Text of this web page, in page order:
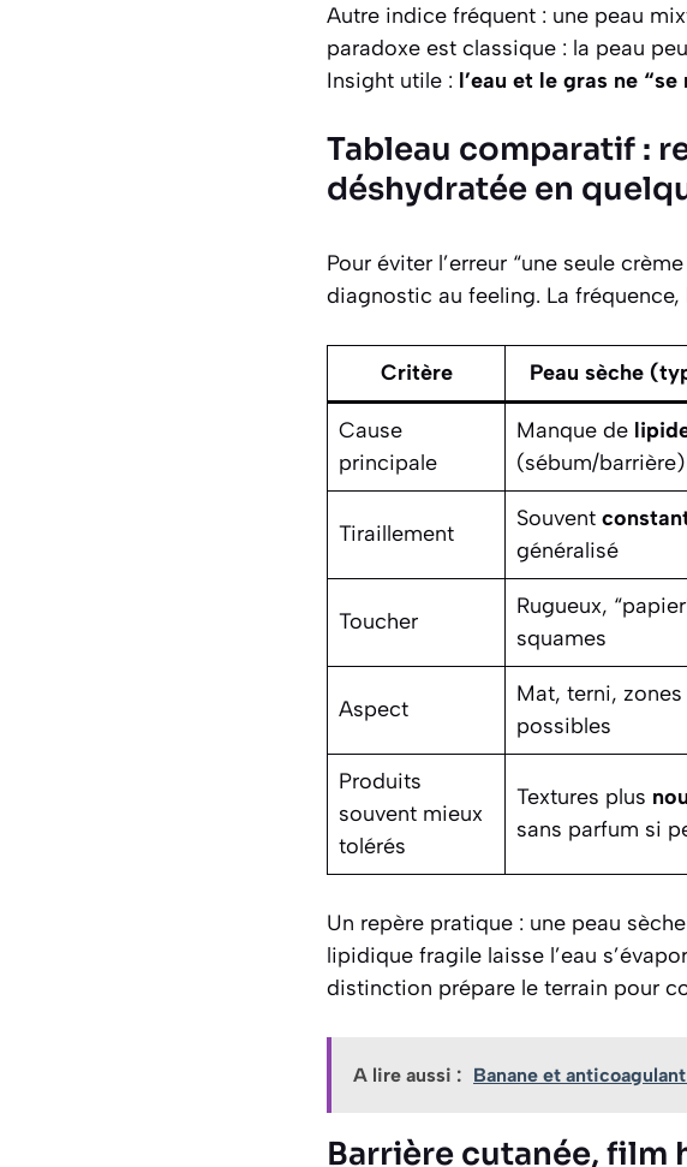
Autre indice fréquent : une peau
paradoxe est classique : la peau
Insight utile : l’eau et le gras ne
Tableau comparatif :
déshydratée en
Pour éviter l’erreur “une seule
diagnostic au feeling. La
Critère Peau sèche
Cause
principale
Manque de
(sébum/barrière)
Tiraillement
Souvent
généralisé
Toucher
Rugueux,
squames
Aspect
Mat, terni,
possibles
Produits
souvent mieux
tolérés
Textures plus
sans parfum si
Un repère pratique : une peau
lipidique fragile laisse l’eau
distinction prépare le terrain pour
A lire aussi : Banane et
Barrière cutanée, film